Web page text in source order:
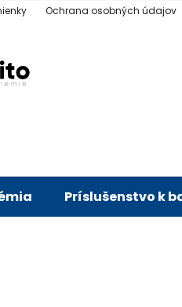
Ochrana osobných údajov
Príslušenstvo k